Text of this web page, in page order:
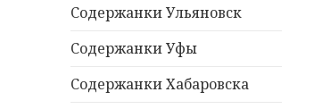
Содержанки Ульяновск
Содержанки Уфы
Содержанки Хабаровска